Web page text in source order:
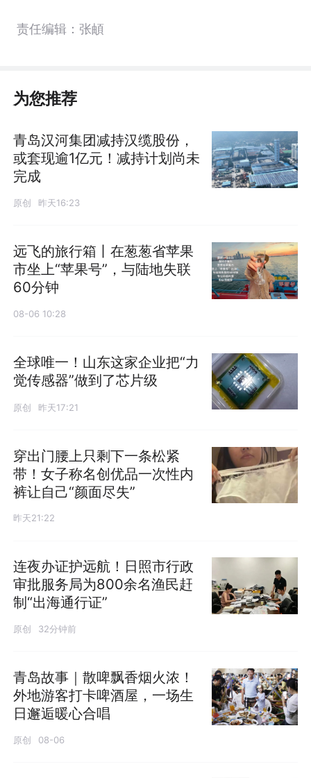
责任编辑：张頔
为您推荐
青岛汉河集团减持汉缆股份，
或套现逾1亿元！减持计划尚未
完成
原创 昨天16:23
远飞的旅行箱丨在葱葱省苹果
市坐上“苹果号”，与陆地失联
60分钟
08-06 10:28
全球唯一！山东这家企业把“力
觉传感器”做到了芯片级
原创 昨天17:21
穿出门腰上只剩下一条松紧
带！女子称名创优品一次性内
裤让自己“颜面尽失”
昨天21:22
连夜办证护远航！日照市行政
审批服务局为800余名渔民赶
制“出海通行证”
原创 32分钟前
青岛故事｜散啤飘香烟火浓！
外地游客打卡啤酒屋，一场生
日邂逅暖心合唱
原创 08-06